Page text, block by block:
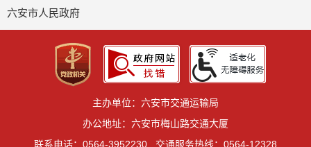
六安市人民政府
主办单位：六安市交通运输局
办公地址：六安市梅山路交通大厦
联系电话：0564-3952230
交通服务热线：0564-12328